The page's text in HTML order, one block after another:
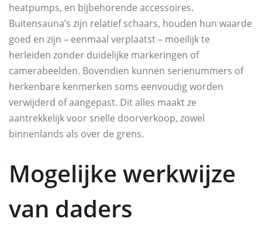
heatpumps, en bijbehorende accessoires.
Buitensauna’s zijn relatief schaars, houden hun waarde
goed en zijn – eenmaal verplaatst – moeilijk te
herleiden zonder duidelijke markeringen of
camerabeelden. Bovendien kunnen serienummers of
herkenbare kenmerken soms eenvoudig worden
verwijderd of aangepast. Dit alles maakt ze
aantrekkelijk voor snelle doorverkoop, zowel
binnenlands als over de grens.
Mogelijke werkwijze
van daders